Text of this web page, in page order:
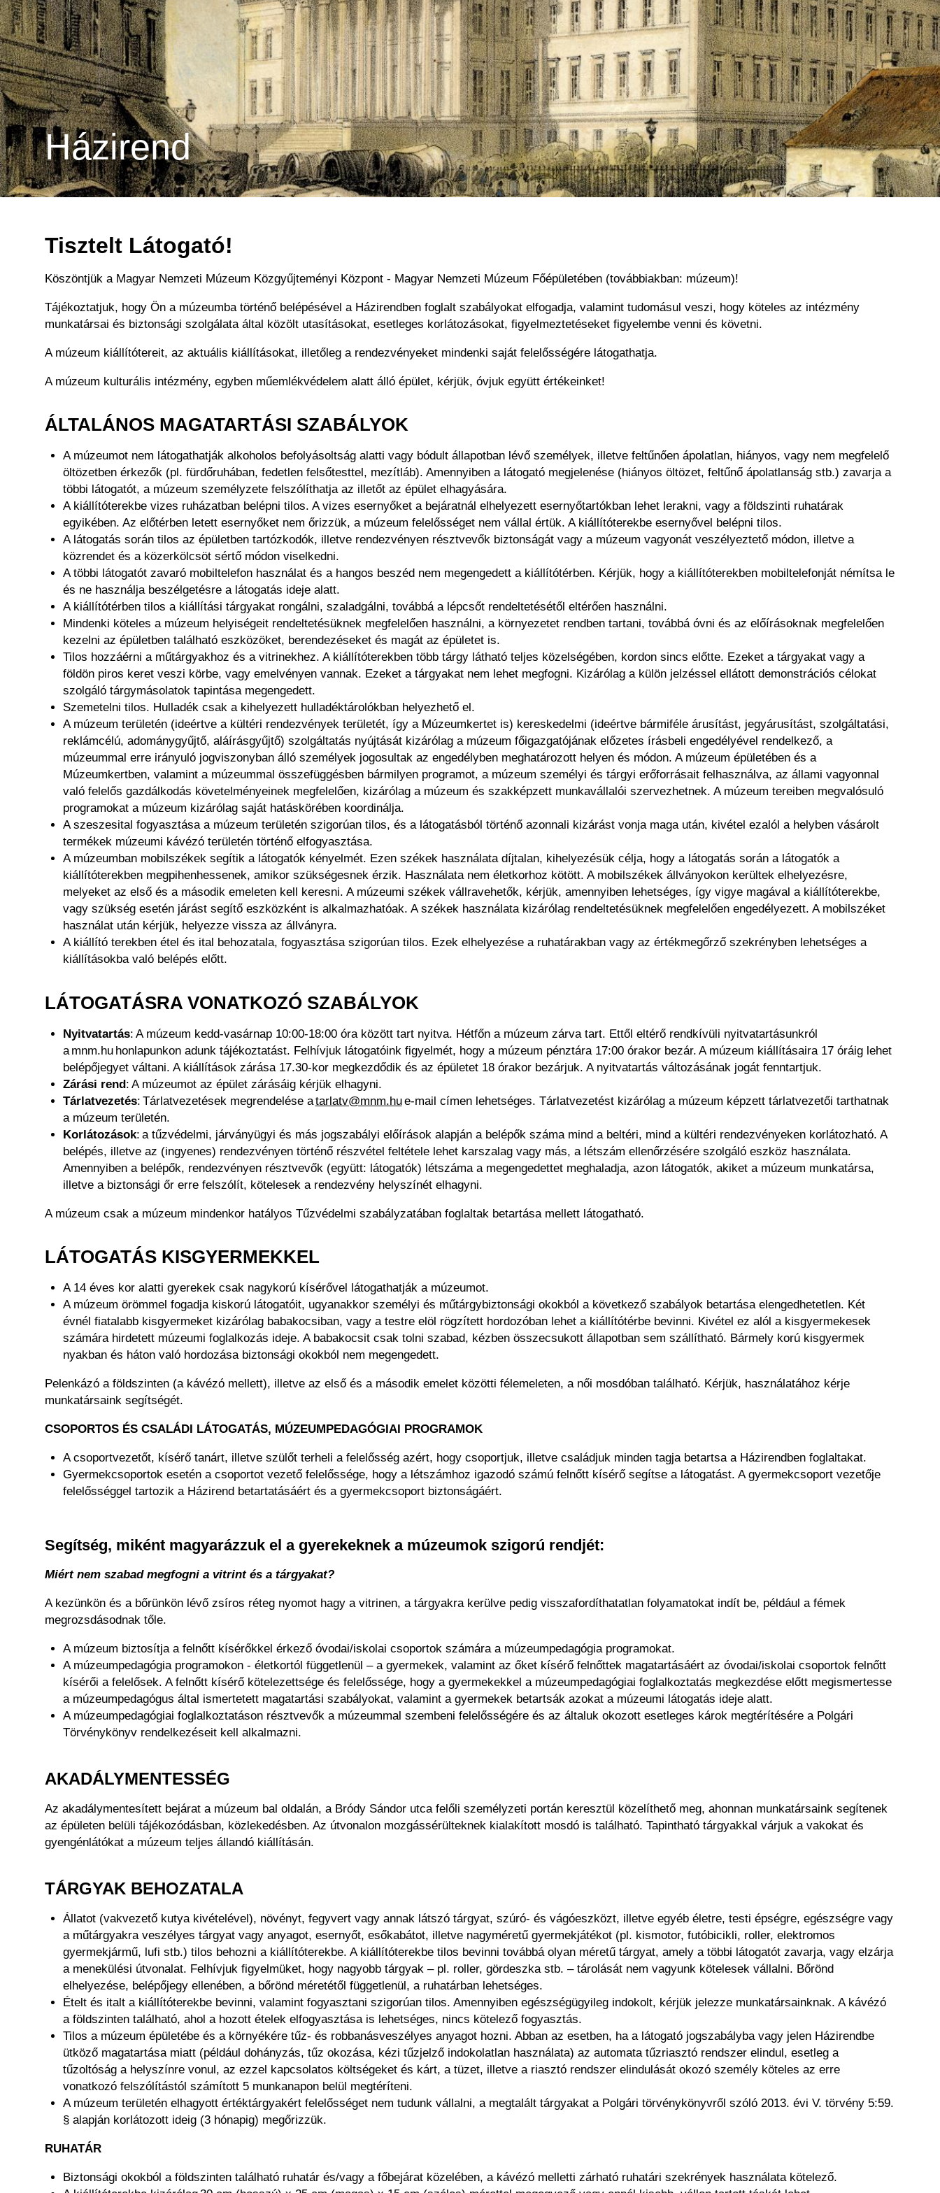
Házirend
Tisztelt Látogató!
Köszöntjük a Magyar Nemzeti Múzeum Közgyűjteményi Központ - Magyar Nemzeti Múzeum Főépületében (továbbiakban: múzeum)!
Tájékoztatjuk, hogy Ön a múzeumba történő belépésével a Házirendben foglalt szabályokat elfogadja, valamint tudomásul veszi, hogy köteles az intézmény
munkatársai és biztonsági szolgálata által közölt utasításokat, esetleges korlátozásokat, figyelmeztetéseket figyelembe venni és követni.
A múzeum kiállítótereit, az aktuális kiállításokat, illetőleg a rendezvényeket mindenki saját felelősségére látogathatja.
A múzeum kulturális intézmény, egyben műemlékvédelem alatt álló épület, kérjük, óvjuk együtt értékeinket!
ÁLTALÁNOS MAGATARTÁSI SZABÁLYOK
A múzeumot nem látogathatják alkoholos befolyásoltság alatti vagy bódult állapotban lévő személyek, illetve feltűnően ápolatlan, hiányos, vagy nem megfelelő
öltözetben érkezők (pl. fürdőruhában, fedetlen felsőtesttel, mezítláb). Amennyiben a látogató megjelenése (hiányos öltözet, feltűnő ápolatlanság stb.) zavarja a
többi látogatót, a múzeum személyzete felszólíthatja az illetőt az épület elhagyására.
A kiállítóterekbe vizes ruházatban belépni tilos. A vizes esernyőket a bejáratnál elhelyezett esernyőtartókban lehet lerakni, vagy a földszinti ruhatárak
egyikében. Az előtérben letett esernyőket nem őrizzük, a múzeum felelősséget nem vállal értük. A kiállítóterekbe esernyővel belépni tilos.
A látogatás során tilos az épületben tartózkodók, illetve rendezvényen résztvevők biztonságát vagy a múzeum vagyonát veszélyeztető módon, illetve a
közrendet és a közerkölcsöt sértő módon viselkedni.
A többi látogatót zavaró mobiltelefon használat és a hangos beszéd nem megengedett a kiállítótérben. Kérjük, hogy a kiállítóterekben mobiltelefonját némítsa le
és ne használja beszélgetésre a látogatás ideje alatt.
A kiállítótérben tilos a kiállítási tárgyakat rongálni, szaladgálni, továbbá a lépcsőt rendeltetésétől eltérően használni.
Mindenki köteles a múzeum helyiségeit rendeltetésüknek megfelelően használni, a környezetet rendben tartani, továbbá óvni és az előírásoknak megfelelően
kezelni az épületben található eszközöket, berendezéseket és magát az épületet is.
Tilos hozzáérni a műtárgyakhoz és a vitrinekhez. A kiállítóterekben több tárgy látható teljes közelségében, kordon sincs előtte. Ezeket a tárgyakat vagy a
földön piros keret veszi körbe, vagy emelvényen vannak. Ezeket a tárgyakat nem lehet megfogni. Kizárólag a külön jelzéssel ellátott demonstrációs célokat
szolgáló tárgymásolatok tapintása megengedett.
Szemetelni tilos. Hulladék csak a kihelyezett hulladéktárolókban helyezhető el.
A múzeum területén (ideértve a kültéri rendezvények területét, így a Múzeumkertet is) kereskedelmi (ideértve bármiféle árusítást, jegyárusítást, szolgáltatási,
reklámcélú, adománygyűjtő, aláírásgyűjtő) szolgáltatás nyújtását kizárólag a múzeum főigazgatójának előzetes írásbeli engedélyével rendelkező, a
múzeummal erre irányuló jogviszonyban álló személyek jogosultak az engedélyben meghatározott helyen és módon. A múzeum épületében és a
Múzeumkertben, valamint a múzeummal összefüggésben bármilyen programot, a múzeum személyi és tárgyi erőforrásait felhasználva, az állami vagyonnal
való felelős gazdálkodás követelményeinek megfelelően, kizárólag a múzeum és szakképzett munkavállalói szervezhetnek. A múzeum tereiben megvalósuló
programokat a múzeum kizárólag saját hatáskörében koordinálja.
A szeszesital fogyasztása a múzeum területén szigorúan tilos, és a látogatásból történő azonnali kizárást vonja maga után, kivétel ezalól a helyben vásárolt
termékek múzeumi kávézó területén történő elfogyasztása.
A múzeumban mobilszékek segítik a látogatók kényelmét. Ezen székek használata díjtalan, kihelyezésük célja, hogy a látogatás során a látogatók a
kiállítóterekben megpihenhessenek, amikor szükségesnek érzik. Használata nem életkorhoz kötött. A mobilszékek állványokon kerültek elhelyezésre,
melyeket az első és a második emeleten kell keresni. A múzeumi székek vállravehetők, kérjük, amennyiben lehetséges, így vigye magával a kiállítóterekbe,
vagy szükség esetén járást segítő eszközként is alkalmazhatóak. A székek használata kizárólag rendeltetésüknek megfelelően engedélyezett. A mobilszéket
használat után kérjük, helyezze vissza az állványra.
A kiállító terekben étel és ital behozatala, fogyasztása szigorúan tilos. Ezek elhelyezése a ruhatárakban vagy az értékmegőrző szekrényben lehetséges a
kiállításokba való belépés előtt.
LÁTOGATÁSRA VONATKOZÓ SZABÁLYOK
Nyitvatartás: A múzeum kedd-vasárnap 10:00-18:00 óra között tart nyitva. Hétfőn a múzeum zárva tart. Ettől eltérő rendkívüli nyitvatartásunkról
a mnm.hu honlapunkon adunk tájékoztatást. Felhívjuk látogatóink figyelmét, hogy a múzeum pénztára 17:00 órakor bezár. A múzeum kiállításaira 17 óráig lehet
belépőjegyet váltani. A kiállítások zárása 17.30-kor megkezdődik és az épületet 18 órakor bezárjuk. A nyitvatartás változásának jogát fenntartjuk.
Zárási rend: A múzeumot az épület zárásáig kérjük elhagyni.
Tárlatvezetés: Tárlatvezetések megrendelése atarlatv@mnm.hue-mail címen lehetséges. Tárlatvezetést kizárólag a múzeum képzett tárlatvezetői tarthatnak
a múzeum területén.
Korlátozások: a tűzvédelmi, járványügyi és más jogszabályi előírások alapján a belépők száma mind a beltéri, mind a kültéri rendezvényeken korlátozható. A
belépés, illetve az (ingyenes) rendezvényen történő részvétel feltétele lehet karszalag vagy más, a létszám ellenőrzésére szolgáló eszköz használata.
Amennyiben a belépők, rendezvényen résztvevők (együtt: látogatók) létszáma a megengedettet meghaladja, azon látogatók, akiket a múzeum munkatársa,
illetve a biztonsági őr erre felszólít, kötelesek a rendezvény helyszínét elhagyni.
A múzeum csak a múzeum mindenkor hatályos Tűzvédelmi szabályzatában foglaltak betartása mellett látogatható.
LÁTOGATÁS KISGYERMEKKEL
A 14 éves kor alatti gyerekek csak nagykorú kísérővel látogathatják a múzeumot.
A múzeum örömmel fogadja kiskorú látogatóit, ugyanakkor személyi és műtárgybiztonsági okokból a következő szabályok betartása elengedhetetlen. Két
évnél fiatalabb kisgyermeket kizárólag babakocsiban, vagy a testre elöl rögzített hordozóban lehet a kiállítótérbe bevinni. Kivétel ez alól a kisgyermekesek
számára hirdetett múzeumi foglalkozás ideje. A babakocsit csak tolni szabad, kézben összecsukott állapotban sem szállítható. Bármely korú kisgyermek
nyakban és háton való hordozása biztonsági okokból nem megengedett.
Pelenkázó a földszinten (a kávézó mellett), illetve az első és a második emelet közötti félemeleten, a női mosdóban található. Kérjük, használatához kérje
munkatársaink segítségét.
CSOPORTOS ÉS CSALÁDI LÁTOGATÁS, MÚZEUMPEDAGÓGIAI PROGRAMOK
A csoportvezetőt, kísérő tanárt, illetve szülőt terheli a felelősség azért, hogy csoportjuk, illetve családjuk minden tagja betartsa a Házirendben foglaltakat.
Gyermekcsoportok esetén a csoportot vezető felelőssége, hogy a létszámhoz igazodó számú felnőtt kísérő segítse a látogatást. A gyermekcsoport vezetője
felelősséggel tartozik a Házirend betartatásáért és a gyermekcsoport biztonságáért.
Segítség, miként magyarázzuk el a gyerekeknek a múzeumok szigorú rendjét:
Miért nem szabad megfogni a vitrint és a tárgyakat?
A kezünkön és a bőrünkön lévő zsíros réteg nyomot hagy a vitrinen, a tárgyakra kerülve pedig visszafordíthatatlan folyamatokat indít be, például a fémek
megrozsdásodnak tőle.
A múzeum biztosítja a felnőtt kísérőkkel érkező óvodai/iskolai csoportok számára a múzeumpedagógia programokat.
A múzeumpedagógia programokon - életkortól függetlenül – a gyermekek, valamint az őket kísérő felnőttek magatartásáért az óvodai/iskolai csoportok felnőtt
kísérői a felelősek. A felnőtt kísérő kötelezettsége és felelőssége, hogy a gyermekekkel a múzeumpedagógiai foglalkoztatás megkezdése előtt megismertesse
a múzeumpedagógus által ismertetett magatartási szabályokat, valamint a gyermekek betartsák azokat a múzeumi látogatás ideje alatt.
A múzeumpedagógiai foglalkoztatáson résztvevők a múzeummal szembeni felelősségére és az általuk okozott esetleges károk megtérítésére a Polgári
Törvénykönyv rendelkezéseit kell alkalmazni.
AKADÁLYMENTESSÉG
Az akadálymentesített bejárat a múzeum bal oldalán, a Bródy Sándor utca felőli személyzeti portán keresztül közelíthető meg, ahonnan munkatársaink segítenek
az épületen belüli tájékozódásban, közlekedésben. Az útvonalon mozgássérülteknek kialakított mosdó is található. Tapintható tárgyakkal várjuk a vakokat és
gyengénlátókat a múzeum teljes állandó kiállításán.
TÁRGYAK BEHOZATALA
Állatot (vakvezető kutya kivételével), növényt, fegyvert vagy annak látszó tárgyat, szúró- és vágóeszközt, illetve egyéb életre, testi épségre, egészségre vagy
a műtárgyakra veszélyes tárgyat vagy anyagot, esernyőt, esőkabátot, illetve nagyméretű gyermekjátékot (pl. kismotor, futóbicikli, roller, elektromos
gyermekjármű, lufi stb.) tilos behozni a kiállítóterekbe. A kiállítóterekbe tilos bevinni továbbá olyan méretű tárgyat, amely a többi látogatót zavarja, vagy elzárja
a menekülési útvonalat. Felhívjuk figyelmüket, hogy nagyobb tárgyak – pl. roller, gördeszka stb. – tárolását nem vagyunk kötelesek vállalni. Bőrönd
elhelyezése, belépőjegy ellenében, a bőrönd méretétől függetlenül, a ruhatárban lehetséges.
Ételt és italt a kiállítóterekbe bevinni, valamint fogyasztani szigorúan tilos. Amennyiben egészségügyileg indokolt, kérjük jelezze munkatársainknak. A kávézó
a földszinten található, ahol a hozott ételek elfogyasztása is lehetséges, nincs kötelező fogyasztás.
Tilos a múzeum épületébe és a környékére tűz- és robbanásveszélyes anyagot hozni. Abban az esetben, ha a látogató jogszabályba vagy jelen Házirendbe
ütköző magatartása miatt (például dohányzás, tűz okozása, kézi tűzjelző indokolatlan használata) az automata tűzriasztó rendszer elindul, esetleg a
tűzoltóság a helyszínre vonul, az ezzel kapcsolatos költségeket és kárt, a tüzet, illetve a riasztó rendszer elindulását okozó személy köteles az erre
vonatkozó felszólítástól számított 5 munkanapon belül megtéríteni.
A múzeum területén elhagyott értéktárgyakért felelősséget nem tudunk vállalni, a megtalált tárgyakat a Polgári törvénykönyvről szóló 2013. évi V. törvény 5:59.
§ alapján korlátozott ideig (3 hónapig) megőrizzük.
RUHATÁR
Biztonsági okokból a földszinten található ruhatár és/vagy a főbejárat közelében, a kávézó melletti zárható ruhatári szekrények használata kötelező.